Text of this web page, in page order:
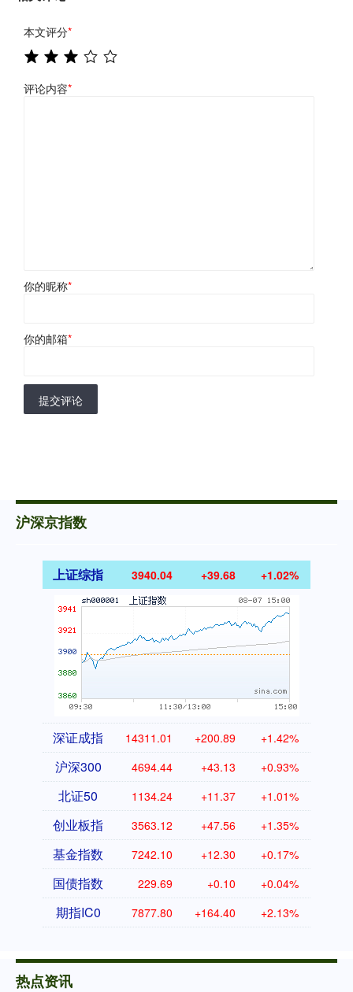
本文评分*
评论内容*
你的昵称*
你的邮箱*
提交评论
沪深京指数
上证综指 3940.04 +39.68 +1.02%
深证成指 14311.01 +200.89 +1.42%
沪深300 4694.44 +43.13 +0.93%
北证50 1134.24 +11.37 +1.01%
创业板指 3563.12 +47.56 +1.35%
基金指数 7242.10 +12.30 +0.17%
国债指数 229.69 +0.10 +0.04%
期指IC0 7877.80 +164.40 +2.13%
热点资讯